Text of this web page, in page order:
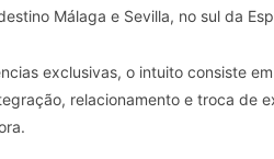
Málaga e Sevilla, no sul da
exclusivas, o intuito consiste
relacionamento e troca de